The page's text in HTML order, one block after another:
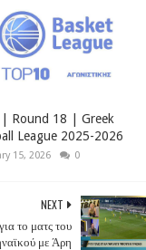
| Round 18 | Greek
League 2025-2026
15, 2026 0
NEXT
το ματς του
με Άρη